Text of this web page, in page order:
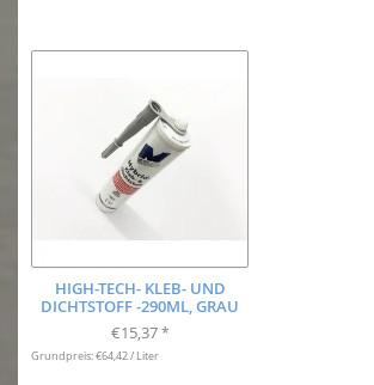
HIGH-TECH- KLEB- UND
DICHTSTOFF -290ML, GRAU
€15,37 *
Grundpreis: €64,42 / Liter